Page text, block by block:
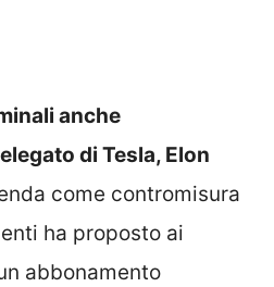
anche
di Tesla, Elon
come contromisura
ha proposto ai
abbonamento